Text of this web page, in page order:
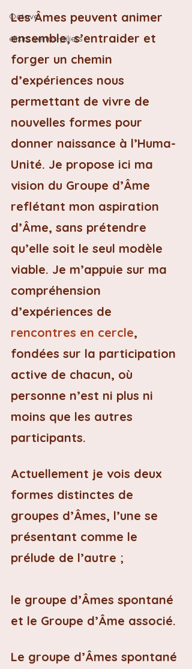
Octave
élixirs vertus-piliers
Les Âmes peuvent animer
ensemble, s’entraider et
forger un chemin
d’expériences nous
permettant de vivre de
nouvelles formes pour
donner naissance à l’Huma-
Unité. Je propose ici ma
vision du Groupe d’Âme
reflétant mon aspiration
d’Âme, sans prétendre
qu’elle soit le seul modèle
viable. Je m’appuie sur ma
compréhension
d’expériences de
rencontres en cercle,
fondées sur la participation
active de chacun, où
personne n’est ni plus ni
moins que les autres
participants.
Actuellement je vois deux
formes distinctes de
groupes d’Âmes, l’une se
présentant comme le
prélude de l’autre ;
le groupe d’Âmes spontané
et le Groupe d’Âme associé.
Le groupe d’Âmes spontané